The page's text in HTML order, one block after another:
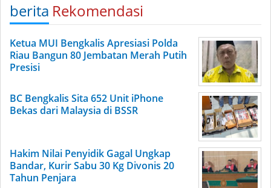
berita Rekomendasi
Ketua MUI Bengkalis Apresiasi Polda
Riau Bangun 80 Jembatan Merah Putih
Presisi
BC Bengkalis Sita 652 Unit iPhone
Bekas dari Malaysia di BSSR
Hakim Nilai Penyidik Gagal Ungkap
Bandar, Kurir Sabu 30 Kg Divonis 20
Tahun Penjara